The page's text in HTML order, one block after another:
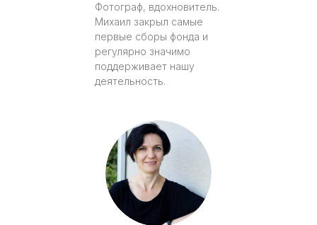
Фотограф, вдохновитель.
Михаил закрыл самые
первые сборы фонда и
регулярно значимо
поддерживает нашу
деятельность.